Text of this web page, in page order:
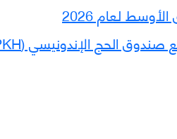
لعام 2026